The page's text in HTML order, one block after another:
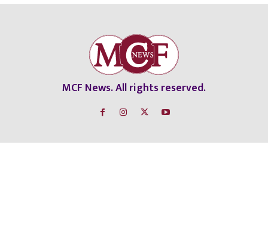
MCF News. All rights reserved.